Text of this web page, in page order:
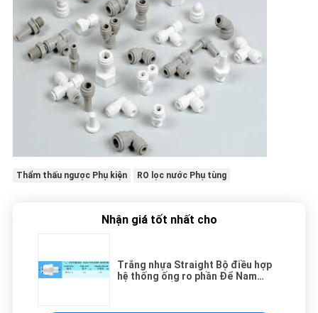
Thẩm thấu ngược Phụ kiện RO lọc nước Phụ tùng
Nhận giá tốt nhất cho
Trắng nhựa Straight Bộ điều hợp
hệ thống ống ro phần Để Nam